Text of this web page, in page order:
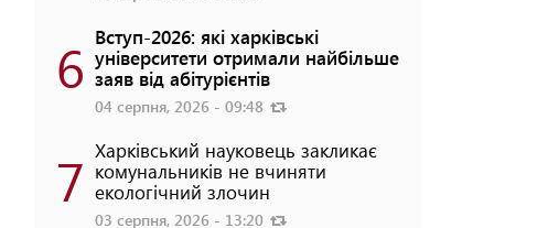
6 Вступ-2026: які харківські
університети отримали найбільше
заяв від абітурієнтів
04 серпня, 2026 - 09:48
7 Харківський науковець закликає
комунальників не вчиняти
екологічний злочин
03 серпня, 2026 - 13:20